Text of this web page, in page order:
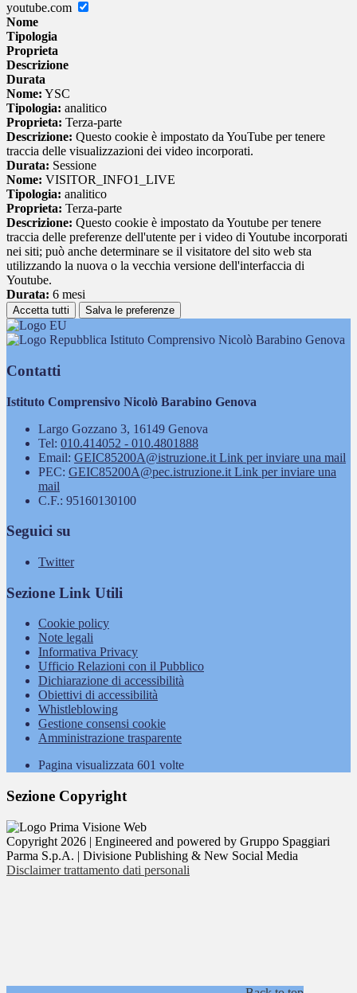
youtube.com
Nome
Tipologia
Proprieta
Descrizione
Durata
Nome: YSC
Tipologia: analitico
Proprieta: Terza-parte
Descrizione: Questo cookie è impostato da YouTube per tenere
traccia delle visualizzazioni dei video incorporati.
Durata: Sessione
Nome: VISITOR_INFO1_LIVE
Tipologia: analitico
Proprieta: Terza-parte
Descrizione: Questo cookie è impostato da Youtube per tenere
traccia delle preferenze dell'utente per i video di Youtube incorporati
nei siti; può anche determinare se il visitatore del sito web sta
utilizzando la nuova o la vecchia versione dell'interfaccia di
Youtube.
Durata: 6 mesi
Accetta tutti Salva le preferenze
Istituto Comprensivo Nicolò Barabino Genova
Contatti
Istituto Comprensivo Nicolò Barabino Genova
Largo Gozzano 3, 16149 Genova
Tel: 010.414052 - 010.4801888
Email: GEIC85200A@istruzione.it Link per inviare una mail
PEC: GEIC85200A@pec.istruzione.it Link per inviare una
mail
C.F.: 95160130100
Seguici su
Twitter
Sezione Link Utili
Cookie policy
Note legali
Informativa Privacy
Ufficio Relazioni con il Pubblico
Dichiarazione di accessibilità
Obiettivi di accessibilità
Whistleblowing
Gestione consensi cookie
Amministrazione trasparente
Pagina visualizzata 601 volte
Sezione Copyright
Copyright 2026 | Engineered and powered by Gruppo Spaggiari
Parma S.p.A. | Divisione Publishing & New Social Media
Disclaimer trattamento dati personali